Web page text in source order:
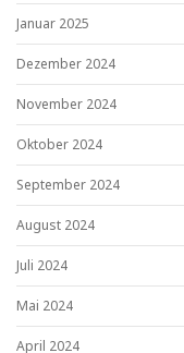
Januar 2025
Dezember 2024
November 2024
Oktober 2024
September 2024
August 2024
Juli 2024
Mai 2024
April 2024